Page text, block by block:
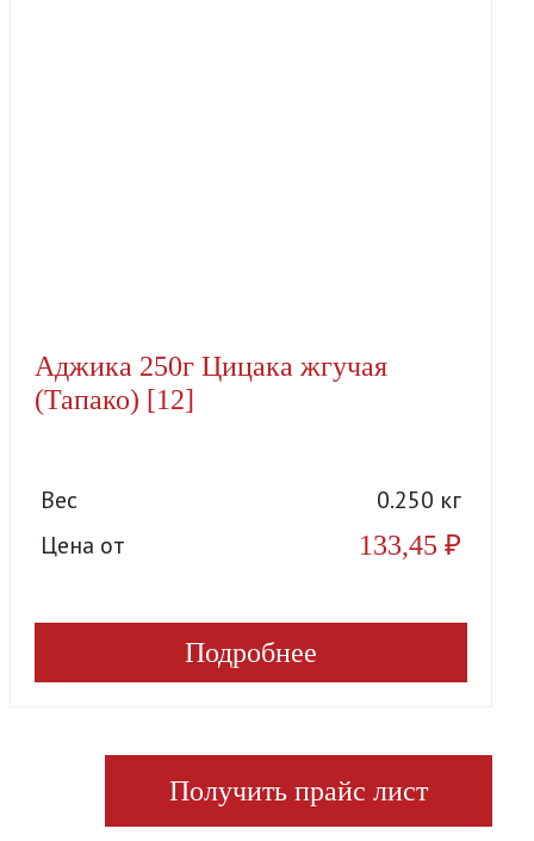
Аджика 250г Цицака жгучая
(Тапако) [12]
Вес
0.250 кг
Цена от
133,45 ₽
Подробнее
Получить прайс лист